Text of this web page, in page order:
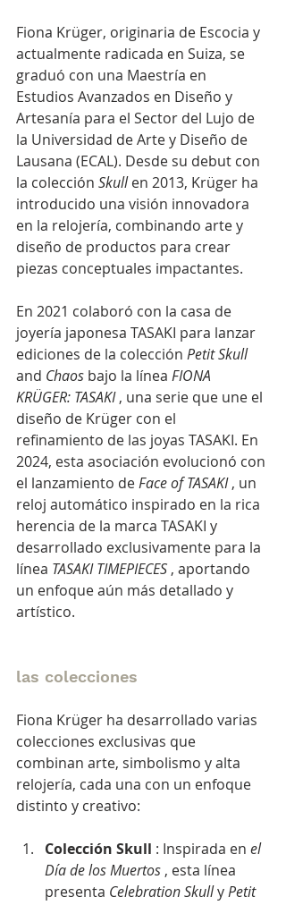
Fiona Krüger, originaria de Escocia y
actualmente radicada en Suiza, se
graduó con una Maestría en
Estudios Avanzados en Diseño y
Artesanía para el Sector del Lujo de
la Universidad de Arte y Diseño de
Lausana (ECAL). Desde su debut con
la colección Skull en 2013, Krüger ha
introducido una visión innovadora
en la relojería, combinando arte y
diseño de productos para crear
piezas conceptuales impactantes.
En 2021 colaboró con la casa de
joyería japonesa TASAKI para lanzar
ediciones de la colección Petit Skull
and Chaos bajo la línea FIONA
KRÜGER: TASAKI , una serie que une el
diseño de Krüger con el
refinamiento de las joyas TASAKI. En
2024, esta asociación evolucionó con
el lanzamiento de Face of TASAKI , un
reloj automático inspirado en la rica
herencia de la marca TASAKI y
desarrollado exclusivamente para la
línea TASAKI TIMEPIECES , aportando
un enfoque aún más detallado y
artístico.
las colecciones
Fiona Krüger ha desarrollado varias
colecciones exclusivas que
combinan arte, simbolismo y alta
relojería, cada una con un enfoque
distinto y creativo:
Colección Skull : Inspirada en el
Día de los Muertos , esta línea
presenta Celebration Skull y Petit